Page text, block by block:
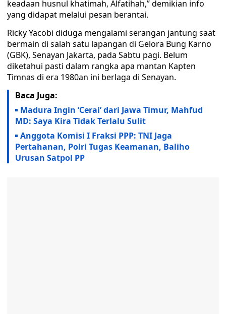
keadaan husnul khatimah, Alfatihah,” demikian info
yang didapat melalui pesan berantai.
Ricky Yacobi diduga mengalami serangan jantung saat
bermain di salah satu lapangan di Gelora Bung Karno
(GBK), Senayan Jakarta, pada Sabtu pagi. Belum
diketahui pasti dalam rangka apa mantan Kapten
Timnas di era 1980an ini berlaga di Senayan.
Baca Juga:
Madura Ingin ‘Cerai’ dari Jawa Timur, Mahfud
MD: Saya Kira Tidak Terlalu Sulit
Anggota Komisi I Fraksi PPP: TNI Jaga
Pertahanan, Polri Tugas Keamanan, Baliho
Urusan Satpol PP